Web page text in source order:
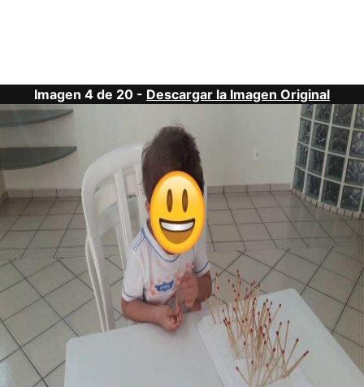
Imagen 4 de 20 - Descargar la Imagen Original